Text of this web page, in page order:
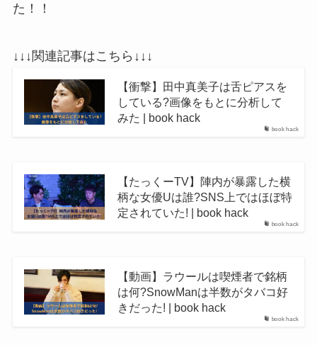
た！！
↓↓↓関連記事はこちら↓↓↓
book hack
【衝撃】田中真美子は舌ピアスを
している?画像をもとに分析して
みた | book hack
book hack
【たっくーTV】陣内が暴露した横
柄な女優Uは誰?SNS上ではほぼ特
定されていた! | book hack
book hack
【動画】ラウールは喫煙者で銘柄
は何?SnowManは半数がタバコ好
きだった! | book hack